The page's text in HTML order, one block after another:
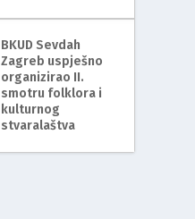
BKUD Sevdah
Zagreb uspješno
organizirao II.
smotru folklora i
kulturnog
stvaralaštva